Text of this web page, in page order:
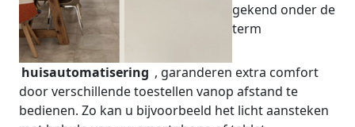
gekend onder de
term
huisautomatisering , garanderen extra comfort
door verschillende toestellen vanop afstand te
bedienen. Zo kan u bijvoorbeeld het licht aansteken